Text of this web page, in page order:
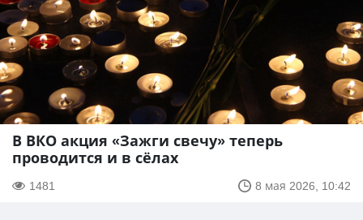
В ВКО акция «Зажги свечу» теперь
проводится и в сёлах
1481 8 мая 2026, 10:42